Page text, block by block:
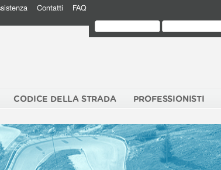
Contatti FAQ
CODICE DELLA STRADA PROFESSIONISTI